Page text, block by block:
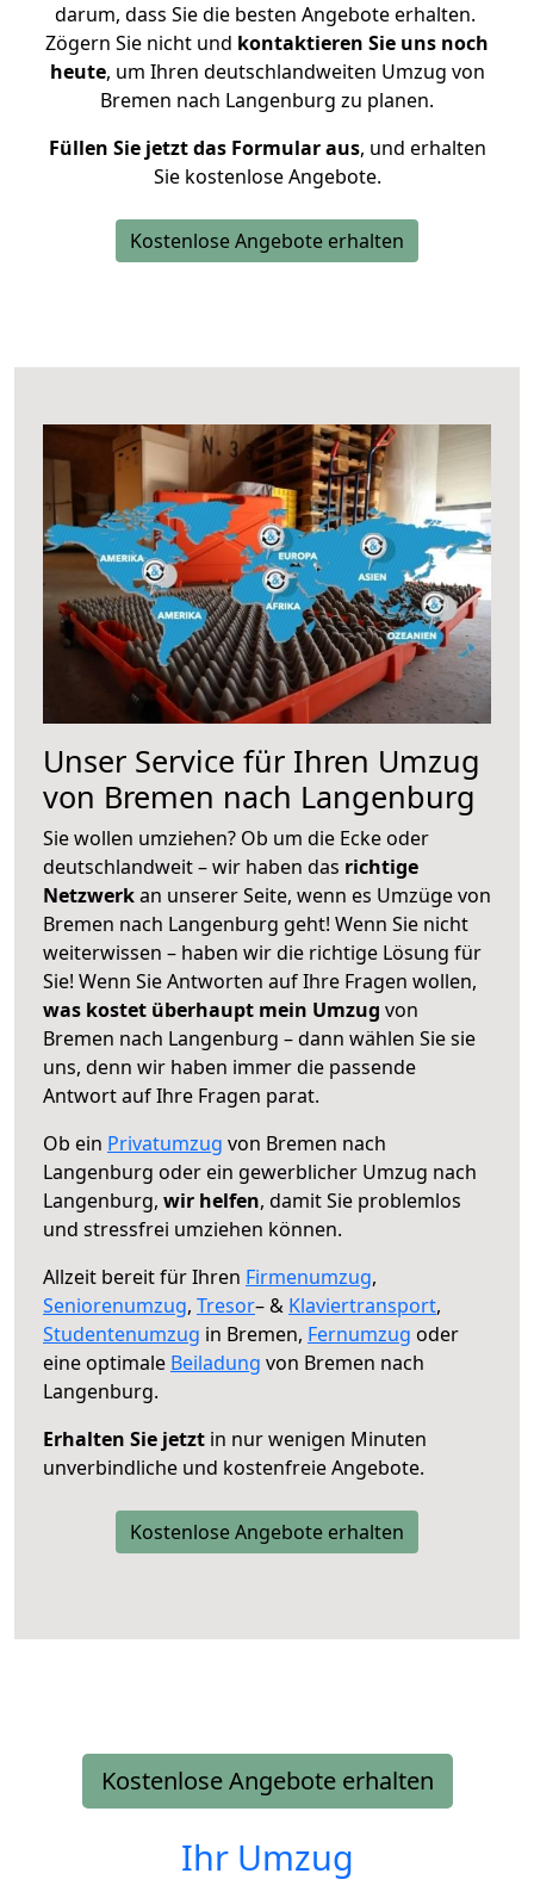
darum, dass Sie die besten Angebote erhalten.
Zögern Sie nicht und kontaktieren Sie uns noch
heute, um Ihren deutschlandweiten Umzug von
Bremen nach Langenburg zu planen.
Füllen Sie jetzt das Formular aus, und erhalten
Sie kostenlose Angebote.
Kostenlose Angebote erhalten
Unser Service für Ihren Umzug
von Bremen nach Langenburg
Sie wollen umziehen? Ob um die Ecke oder
deutschlandweit – wir haben das richtige
Netzwerkan unserer Seite, wenn es Umzüge von
Bremen nach Langenburg geht! Wenn Sie nicht
weiterwissen – haben wir die richtige Lösung für
Sie! Wenn Sie Antworten auf Ihre Fragen wollen,
was kostet überhaupt mein Umzug von
Bremen nach Langenburg – dann wählen Sie sie
uns, denn wir haben immer die passende
Antwort auf Ihre Fragen parat.
Ob ein Privatumzug von Bremen nach
Langenburg oder ein gewerblicher Umzug nach
Langenburg, wir helfen, damit Sie problemlos
und stressfrei umziehen können.
Allzeit bereit für Ihren Firmenumzug,
Seniorenumzug, Tresor– & Klaviertransport,
Studentenumzug in Bremen, Fernumzug oder
eine optimale Beiladung von Bremen nach
Langenburg.
Erhalten Sie jetzt in nur wenigen Minuten
unverbindliche und kostenfreie Angebote.
Kostenlose Angebote erhalten
Kostenlose Angebote erhalten
Ihr Umzug